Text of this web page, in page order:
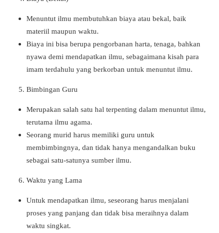
Menuntut ilmu membutuhkan biaya atau bekal, baik
materiil maupun waktu.
Biaya ini bisa berupa pengorbanan harta, tenaga, bahkan
nyawa demi mendapatkan ilmu, sebagaimana kisah para
imam terdahulu yang berkorban untuk menuntut ilmu.
Bimbingan Guru
Merupakan salah satu hal terpenting dalam menuntut ilmu,
terutama ilmu agama.
Seorang murid harus memiliki guru untuk
membimbingnya, dan tidak hanya mengandalkan buku
sebagai satu-satunya sumber ilmu.
Waktu yang Lama
Untuk mendapatkan ilmu, seseorang harus menjalani
proses yang panjang dan tidak bisa meraihnya dalam
waktu singkat.